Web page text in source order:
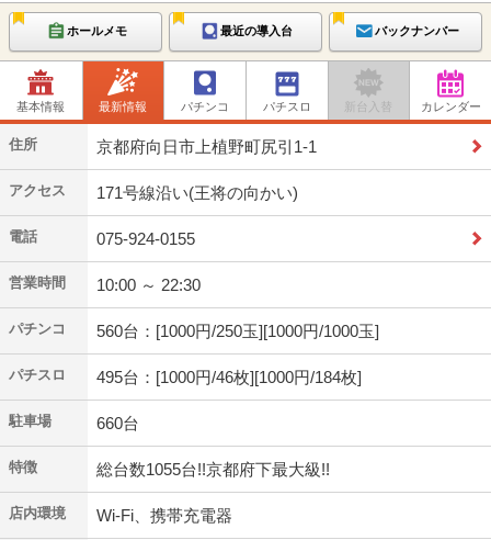
ホールメモ 最近の導入台 バックナンバー
基本情報 最新情報 パチンコ パチスロ 新台入替 カレンダー
住所 京都府向日市上植野町尻引1-1
アクセス 171号線沿い(王将の向かい)
電話 075-924-0155
営業時間 10:00 ～ 22:30
パチンコ 560台：[1000円/250玉][1000円/1000玉]
パチスロ 495台：[1000円/46枚][1000円/184枚]
駐車場 660台
特徴 総台数1055台!!京都府下最大級!!
店内環境 Wi-Fi、携帯充電器